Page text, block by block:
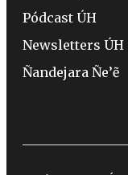
Pódcast ÚH
Newsletters ÚH
Ñandejara Ñe’ẽ